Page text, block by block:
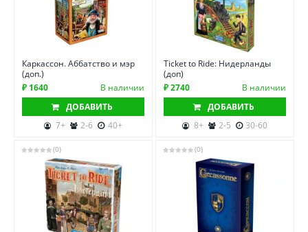
Каркассон. Аббатство и мэр
(доп.)
₽ 1640
В наличии
ДОБАВИТЬ
7+
2-6 40+
Ticket to Ride: Нидерланды
(доп)
₽ 2740
В наличии
ДОБАВИТЬ
8+
2-5 30-60
(0) (0)